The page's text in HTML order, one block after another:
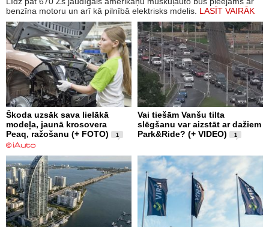
benzīna motoru un arī kā pilnībā elektrisks mdelis. LASĪT VAIRĀK
Škoda uzsāk sava lielākā
modeļa, jaunā krosovera
Peaq, ražošanu (+ FOTO)
1
Vai tiešām Vanšu tilta
slēgšanu var aizstāt ar dažiem
Park&Ride? (+ VIDEO)
1